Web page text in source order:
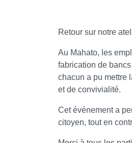
Retour sur notre
Au Mahato, les
fabrication de
chacun a pu mettre
et de convivialité.
Cet événement a
citoyen, tout en